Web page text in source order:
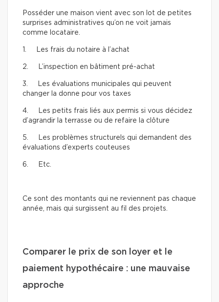
Posséder une maison vient avec son lot de petites
surprises administratives qu’on ne voit jamais
comme locataire.
1. Les frais du notaire à l’achat
2. L’inspection en bâtiment pré-achat
3. Les évaluations municipales qui peuvent
changer la donne pour vos taxes
4. Les petits frais liés aux permis si vous décidez
d’agrandir la terrasse ou de refaire la clôture
5. Les problèmes structurels qui demandent des
évaluations d’experts couteuses
6. Etc.
Ce sont des montants qui ne reviennent pas chaque
année, mais qui surgissent au fil des projets.
Comparer le prix de son loyer et le
paiement hypothécaire : une mauvaise
approche